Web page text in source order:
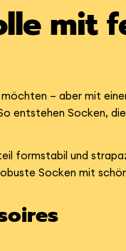
mit
– aber mit
entstehen Socken,
formstabil und
Socken mit